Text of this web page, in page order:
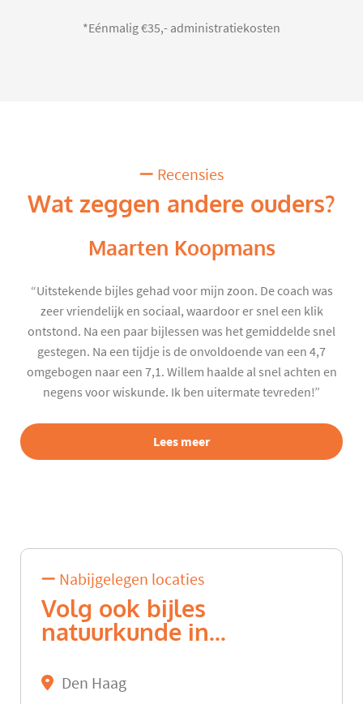
*Eénmalig €35,- administratiekosten
Recensies
Wat zeggen andere ouders?
Maarten Koopmans
“Uitstekende bijles gehad voor mijn zoon. De coach was
zeer vriendelijk en sociaal, waardoor er snel een klik
ontstond. Na een paar bijlessen was het gemiddelde snel
gestegen. Na een tijdje is de onvoldoende van een 4,7
omgebogen naar een 7,1. Willem haalde al snel achten en
negens voor wiskunde. Ik ben uitermate tevreden!”
Lees meer
Nabijgelegen locaties
Volg ook bijles
natuurkunde in...
Den Haag